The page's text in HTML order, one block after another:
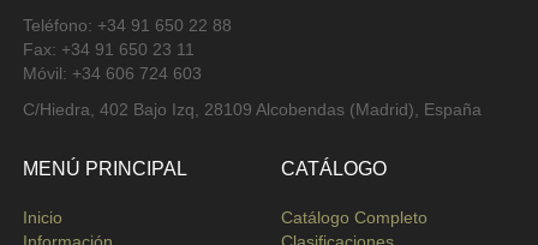
Teléfono: +34 91 650 22 88
Fax: +34 91 650 23 11
Móvil: +34 606 724 603
C/Hiedra, 402 Bajo Izq, 28109 Alcobendas (Madrid), España
MENÚ PRINCIPAL
Inicio
CATÁLOGO
Catálogo Completo